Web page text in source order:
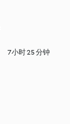
7小时 25 分钟